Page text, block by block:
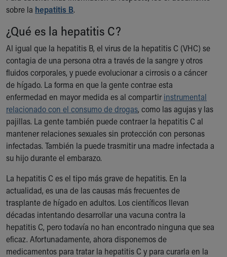
sobre la hepatitis B.
¿Qué es la hepatitis C?
Al igual que la hepatitis B, el virus de la hepatitis C (VHC) se
contagia de una persona otra a través de la sangre y otros
fluidos corporales, y puede evolucionar a cirrosis o a cáncer
de hígado. La forma en que la gente contrae esta
enfermedad en mayor medida es al compartir instrumental
relacionado con el consumo de drogas, como las agujas y las
pajillas. La gente también puede contraer la hepatitis C al
mantener relaciones sexuales sin protección con personas
infectadas. También la puede trasmitir una madre infectada a
su hijo durante el embarazo.
La hepatitis C es el tipo más grave de hepatitis. En la
actualidad, es una de las causas más frecuentes de
trasplante de hígado en adultos. Los científicos llevan
décadas intentando desarrollar una vacuna contra la
hepatitis C, pero todavía no han encontrado ninguna que sea
eficaz. Afortunadamente, ahora disponemos de
medicamentos para tratar la hepatitis C y para curarla en la